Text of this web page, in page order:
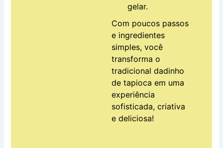
gelar.
Com poucos passos
e ingredientes
simples, você
transforma o
tradicional dadinho
de tapioca em uma
experiência
sofisticada, criativa
e deliciosa!